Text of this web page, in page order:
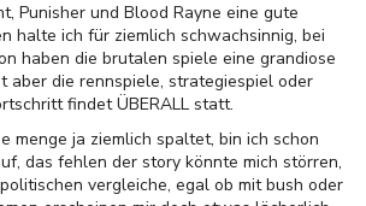
Punisher und Blood Rayne eine gute
halte ich für ziemlich schwachsinnig, bei
haben die brutalen spiele eine grandiose
aber die rennspiele, strategiespiel oder
findet ÜBERALL statt.
menge ja ziemlich spaltet, bin ich schon
das fehlen der story könnte mich störren,
vergleiche, egal ob mit bush oder